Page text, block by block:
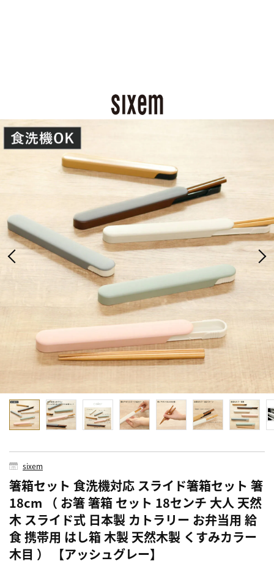
sixem
箸箱セット 食洗機対応 スライド箸箱セット 箸
18cm （ お箸 箸箱 セット 18センチ 大人 天然
木 スライド式 日本製 カトラリー お弁当用 給
食 携帯用 はし箱 木製 天然木製 くすみカラー
木目 ） 【アッシュグレー】